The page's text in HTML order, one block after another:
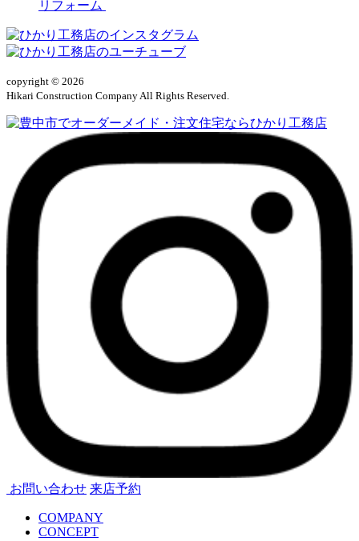
リフォーム
copyright © 2026
Hikari Construction Company All Rights Reserved.
お問い合わせ 来店予約
COMPANY
CONCEPT